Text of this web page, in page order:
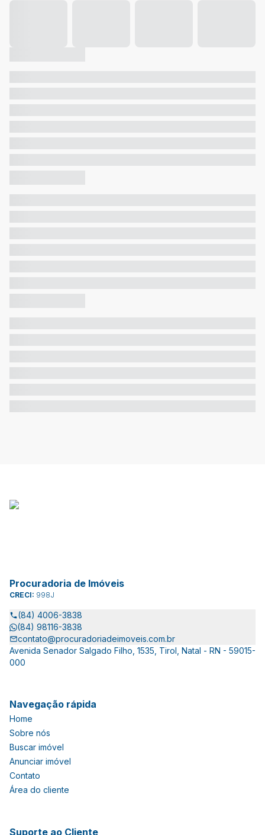
Procuradoria de Imóveis
CRECI: 998J
(84) 4006-3838
(84) 98116-3838
contato@procuradoriadeimoveis.com.br
Avenida Senador Salgado Filho, 1535, Tirol, Natal - RN - 59015-
000
Navegação rápida
Home
Sobre nós
Buscar imóvel
Anunciar imóvel
Contato
Área do cliente
Suporte ao Cliente